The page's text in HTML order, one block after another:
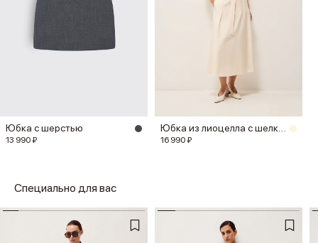
Юбка с шерстью
13 990 ₽
Юбка из лиоцелла с шелком
16 990 ₽
Специально для вас